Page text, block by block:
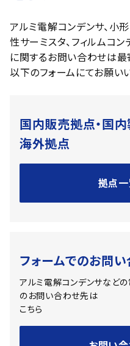
アルミ電解コンデンサ、小
性サーミスタ、フィルムコ
に関するお問い合わせは最
以下のフォームにてお願い
国内販売拠点・国内
海外拠点
拠点一
フォームでのお問
アルミ電解コンデンサなど
のお問い合わせ先は
こちら